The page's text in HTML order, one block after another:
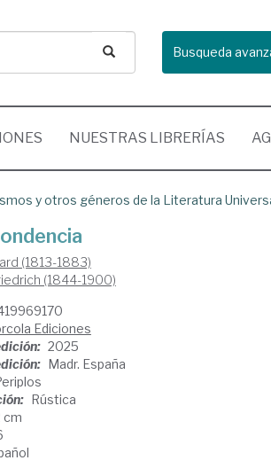
Busqueda
NUESTRAS LIBRERÍAS
y otros géneros de la Literatura
(1813-1883)
(1844-1900)
Ediciones
2025
Madr. España
Rústica
cm